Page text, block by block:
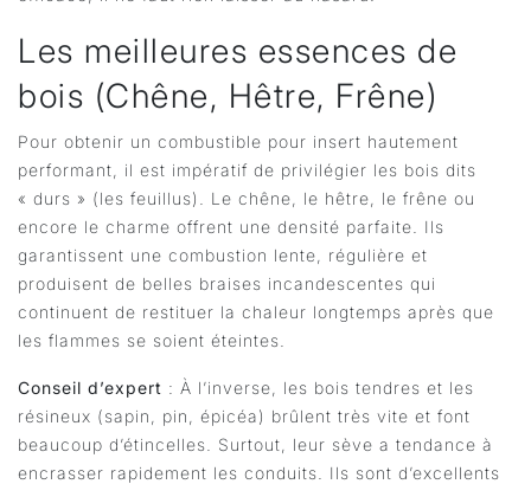
Les meilleures essences de
bois (Chêne, Hêtre, Frêne)
Pour obtenir un combustible pour insert hautement
performant, il est impératif de privilégier les bois dits
« durs » (les feuillus). Le chêne, le hêtre, le frêne ou
encore le charme offrent une densité parfaite. Ils
garantissent une combustion lente, régulière et
produisent de belles braises incandescentes qui
continuent de restituer la chaleur longtemps après que
les flammes se soient éteintes.
Conseil d’expert : À l’inverse, les bois tendres et les
résineux (sapin, pin, épicéa) brûlent très vite et font
beaucoup d’étincelles. Surtout, leur sève a tendance à
encrasser rapidement les conduits. Ils sont d’excellents